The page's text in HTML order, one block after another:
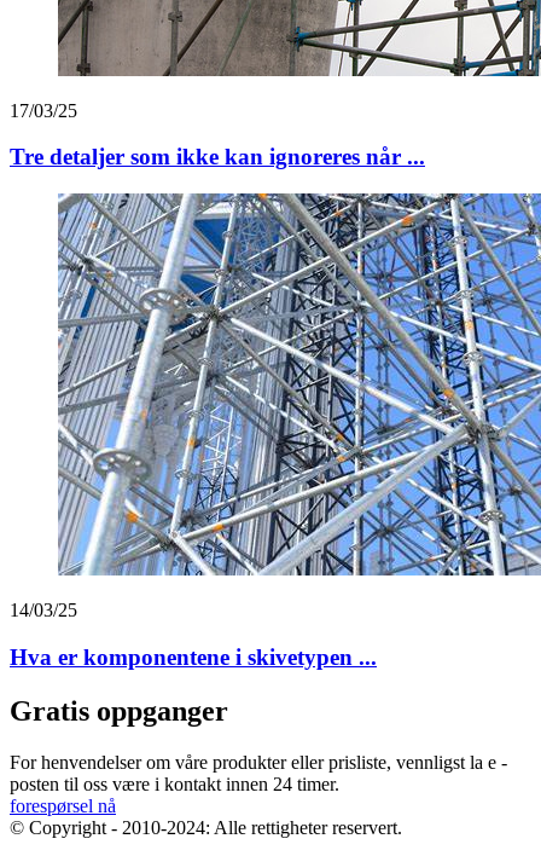
17/03/25
Tre detaljer som ikke kan ignoreres når ...
14/03/25
Hva er komponentene i skivetypen ...
Gratis oppganger
For henvendelser om våre produkter eller prisliste, vennligst la e -
posten til oss være i kontakt innen 24 timer.
forespørsel nå
© Copyright - 2010-2024: Alle rettigheter reservert.